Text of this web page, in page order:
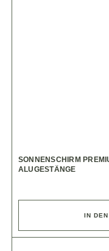
SONNENSCHIRM
LUGESTÄNGE
IN